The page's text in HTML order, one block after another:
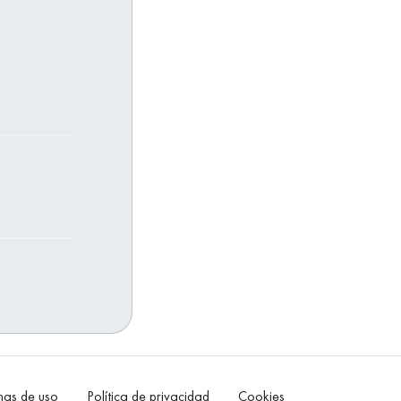
de uso Política de privacidad Cookies